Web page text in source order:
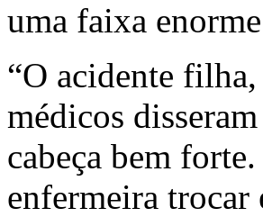
uma faixa
“O acidente
médicos
cabeça bem
enfermeira trocar